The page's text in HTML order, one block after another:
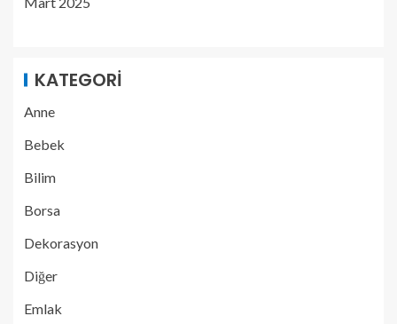
KATEGORI
Anne
Bebek
Bilim
Borsa
Dekorasyon
Diğer
Emlak